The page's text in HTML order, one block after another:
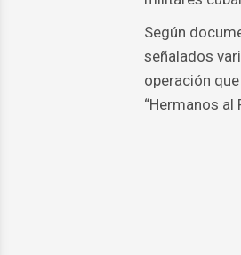
Según
señalados
operación
“Hermanos al